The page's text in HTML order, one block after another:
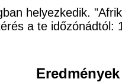
helyezkedik.
a te időzónádtól:
Eredmények